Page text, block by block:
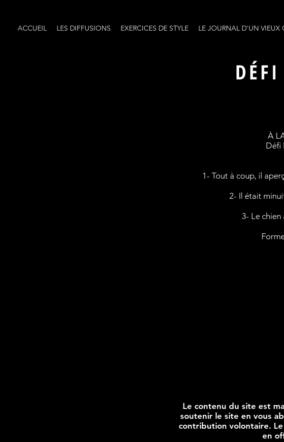
ACCUEIL LES DIFFUSIONS EXERCICES DE STYLE LE JOURNAL D'UN VIEUX
À
Défi
1- Tout à coup, il
2- Il était
3- Le chien
Le contenu du site est
soutenir le site en vous
contribution volontaire.
en